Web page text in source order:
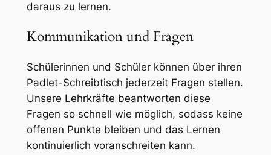
daraus zu lernen.
Kommunikation und Fragen
Schülerinnen und Schüler können über ihren
Padlet-Schreibtisch jederzeit Fragen stellen.
Unsere Lehrkräfte beantworten diese
Fragen so schnell wie möglich, sodass keine
offenen Punkte bleiben und das Lernen
kontinuierlich voranschreiten kann.